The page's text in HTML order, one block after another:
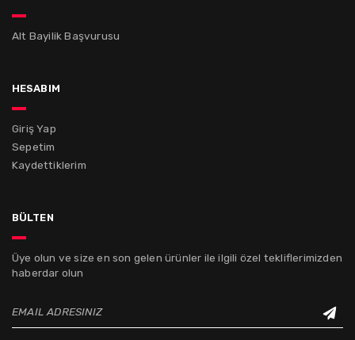
Alt Bayilik Başvurusu
hesabım
Giriş Yap
Sepetim
Kaydettiklerim
bülten
Üye olun ve size en son gelen ürünler ile ilgili özel tekliflerimizden
haberdar olun
EMAIL ADRESINIZ